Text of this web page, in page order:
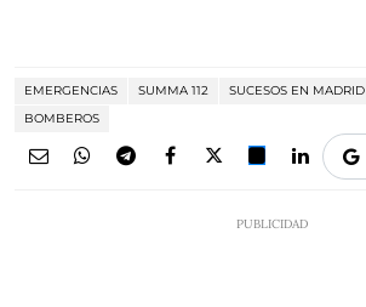
EMERGENCIAS SUMMA 112 SUCESOS EN MADRID
BOMBEROS